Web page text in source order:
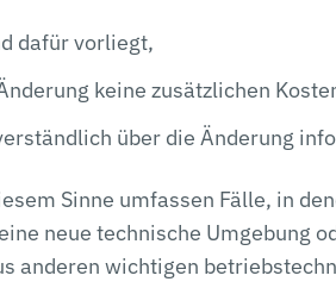
dafür vorliegt,
keine zusätzlichen
über die Änderung
Sinne umfassen Fälle, in
neue technische Umgebung
anderen wichtigen